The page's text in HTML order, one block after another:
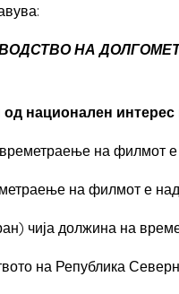
НА
национален интерес
на филмот
на филмот е
чија должина на
на Република